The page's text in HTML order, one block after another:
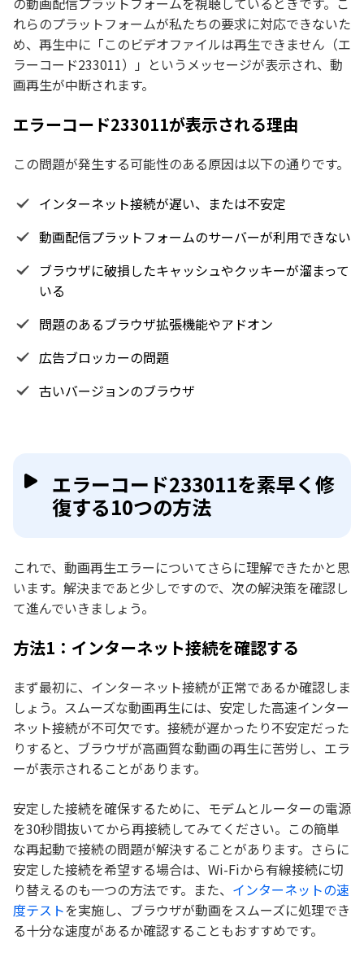
れらのプラットフォームが私たちの要求に対応できないた
め、再生中に「このビデオファイルは再生できません（エ
ラーコード233011）」というメッセージが表示され、動
画再生が中断されます。
エラーコード233011が表示される理由
この問題が発生する可能性のある原因は以下の通りです。
インターネット接続が遅い、または不安定
動画配信プラットフォームのサーバーが利用できない
ブラウザに破損したキャッシュやクッキーが溜まって
いる
問題のあるブラウザ拡張機能やアドオン
広告ブロッカーの問題
古いバージョンのブラウザ
エラーコード233011を素早く修
復する10つの方法
これで、動画再生エラーについてさらに理解できたかと思
います。解決まであと少しですので、次の解決策を確認し
て進んでいきましょう。
方法1：インターネット接続を確認する
まず最初に、インターネット接続が正常であるか確認しま
しょう。スムーズな動画再生には、安定した高速インター
ネット接続が不可欠です。接続が遅かったり不安定だった
りすると、ブラウザが高画質な動画の再生に苦労し、エラ
ーが表示されることがあります。
安定した接続を確保するために、モデムとルーターの電源
を30秒間抜いてから再接続してみてください。この簡単
な再起動で接続の問題が解決することがあります。さらに
安定した接続を希望する場合は、Wi-Fiから有線接続に切
り替えるのも一つの方法です。また、 インターネットの速
度テストを実施し、ブラウザが動画をスムーズに処理でき
る十分な速度があるか確認することもおすすめです。